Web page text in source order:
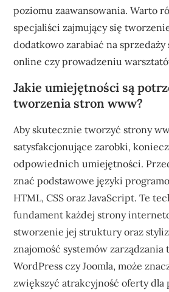
poziomu zaawansowania. Warto
specjaliści zajmujący się
dodatkowo zarabiać na sprzedaży
online czy prowadzeniu
Jakie umiejętności są
tworzenia stron www?
Aby skutecznie tworzyć strony
satysfakcjonujące zarobki,
odpowiednich umiejętności.
znać podstawowe języki
HTML, CSS oraz JavaScript. Te
fundament każdej strony
stworzenie jej struktury oraz
znajomość systemów
WordPress czy Joomla, może
zwiększyć atrakcyjność oferty dla